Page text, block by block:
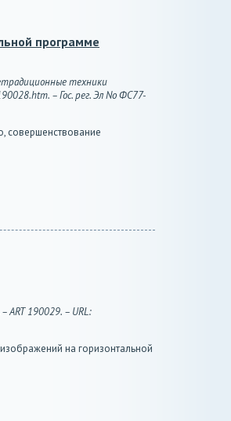
программе
техники
– Гос. рег. Эл No ФС77-
совершенствование
ART 190029. – URL:
на горизонтальной